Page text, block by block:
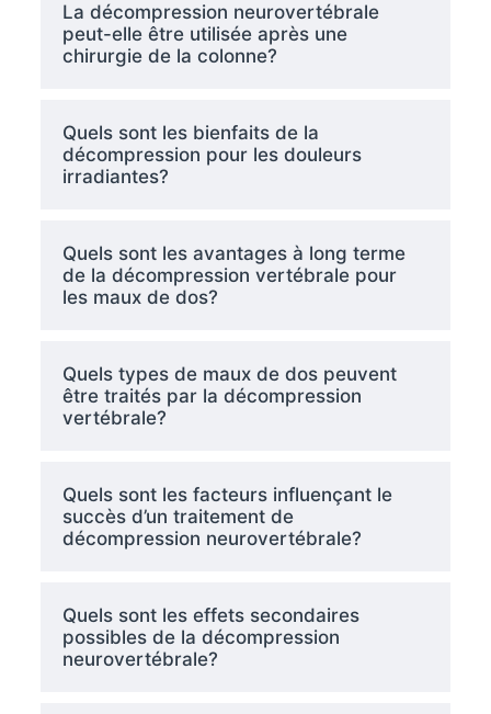
La décompression neurovertébrale
peut-elle être utilisée après une
chirurgie de la colonne?
Quels sont les bienfaits de la
décompression pour les douleurs
irradiantes?
Quels sont les avantages à long terme
de la décompression vertébrale pour
les maux de dos?
Quels types de maux de dos peuvent
être traités par la décompression
vertébrale?
Quels sont les facteurs influençant le
succès d’un traitement de
décompression neurovertébrale?
Quels sont les effets secondaires
possibles de la décompression
neurovertébrale?